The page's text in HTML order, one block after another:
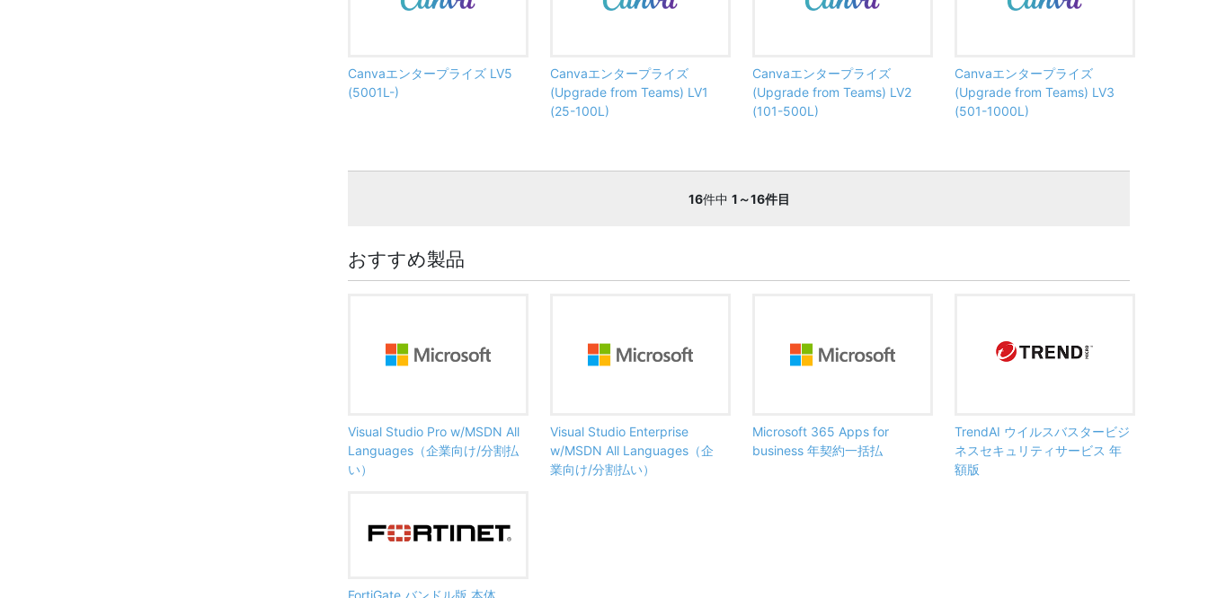
Canvaエンタープライズ LV5
(5001L-)
Canvaエンタープライズ
(Upgrade from Teams) LV1
(25-100L)
Canvaエンタープライズ
(Upgrade from Teams) LV2
(101-500L)
Canvaエンタープライズ
(Upgrade from Teams) LV3
(501-1000L)
16件中 1～16件目
おすすめ製品
Visual Studio Pro w/MSDN All
Languages（企業向け/分割払
い）
Visual Studio Enterprise
w/MSDN All Languages（企
業向け/分割払い）
Microsoft 365 Apps for
business 年契約一括払
TrendAI ウイルスバスタービジ
ネスセキュリティサービス 年
額版
FortiGate バンドル版 本体